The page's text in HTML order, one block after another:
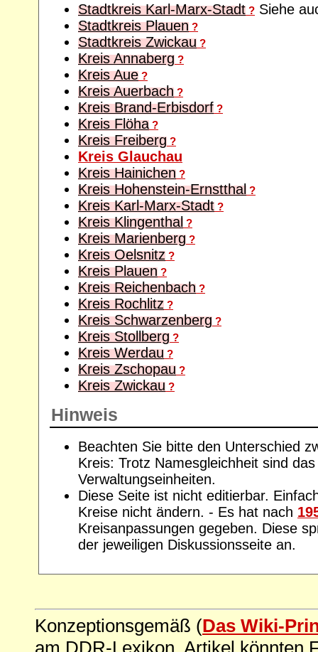
Stadtkreis Karl-Marx-Stadt ? Siehe
Stadtkreis Plauen ?
Stadtkreis Zwickau ?
Kreis Annaberg ?
Kreis Aue ?
Kreis Auerbach ?
Kreis Brand-Erbisdorf ?
Kreis Flöha ?
Kreis Freiberg ?
Kreis Glauchau
Kreis Hainichen ?
Kreis Hohenstein-Ernstthal ?
Kreis Karl-Marx-Stadt ?
Kreis Klingenthal ?
Kreis Marienberg ?
Kreis Oelsnitz ?
Kreis Plauen ?
Kreis Reichenbach ?
Kreis Rochlitz ?
Kreis Schwarzenberg ?
Kreis Stollberg ?
Kreis Werdau ?
Kreis Zschopau ?
Kreis Zwickau ?
Hinweis
Beachten Sie bitte den Unterschied
Kreis: Trotz Namesgleichheit sind
Verwaltungseinheiten.
Diese Seite ist nicht editierbar.
Kreise nicht ändern. - Es hat nach
Kreisanpassungen gegeben. Diese
der jeweiligen Diskussionsseite an.
Konzeptionsgemäß (Das Wiki-
am DDR-Lexikon. Artikel könnten